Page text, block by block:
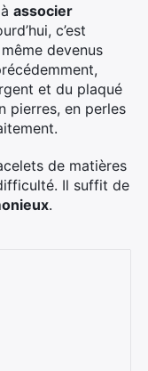
associer
c’est
devenus
et du plaqué
pierres, en perles
de matières
Il suffit de
.